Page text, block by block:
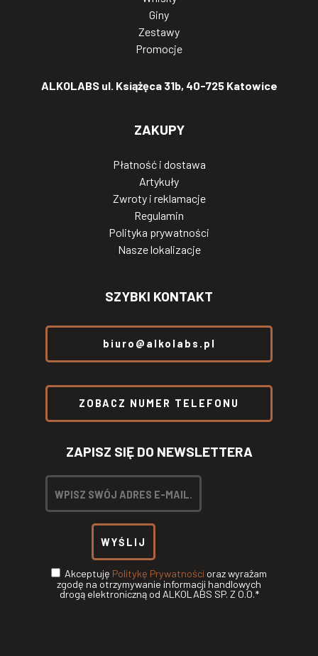
Giny
Zestawy
Promocje
ALKOLABS ul. Książęca 31b, 40-725 Katowice
ZAKUPY
Płatność i dostawa
Artykuły
Zwroty i reklamacje
Regulamin
Polityka prywatności
Nasze lokalizacje
SZYBKI KONTAKT
biuro@alkolabs.pl
ZOBACZ NUMER TELEFONU
ZAPISZ SIĘ DO NEWSLETTERA
Akceptuję Politykę Prywatności oraz wyrażam
zgodę na otrzymywanie informacji handlowych
drogą elektroniczną od ALKOLABS SP. Z O.O.*